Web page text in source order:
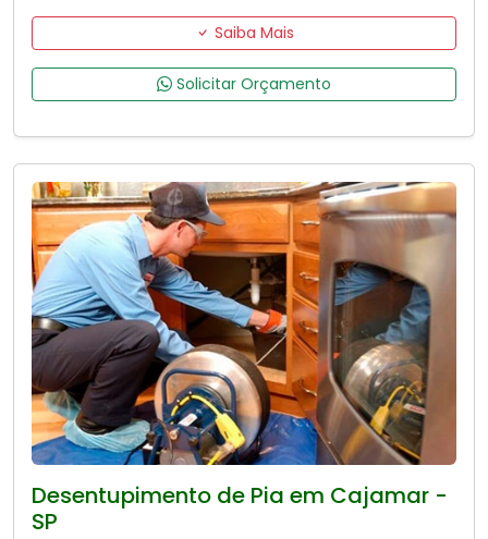
Saiba Mais
Solicitar Orçamento
Desentupimento de Pia em Cajamar -
SP